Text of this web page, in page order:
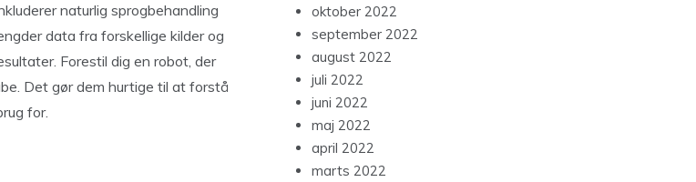
naturlig sprogbehandling
data fra forskellige kilder og
Forestil dig en robot, der
Det gør dem hurtige til at forstå
for.
oktober 2022
september 2022
august 2022
juli 2022
juni 2022
maj 2022
april 2022
marts 2022